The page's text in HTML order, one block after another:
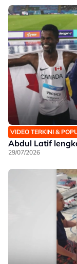
VIDEO TERKINI &
Abdul Latif
29/07/2026